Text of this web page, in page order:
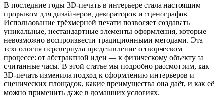
В последние годы 3D-печать в интерьере стала настоящим
прорывом для дизайнеров, декораторов и сценографов.
Использование трёхмерной печати позволяет создавать
уникальные, нестандартные элементы оформления, которые
невозможно воспроизвести традиционными методами. Эта
технология перевернула представление о творческом
процессе: от абстрактной идеи — к физическому объекту за
считанные часы. В этой статье мы подробно рассмотрим, как
3D-печать изменила подход к оформлению интерьеров и
сценических площадок, какие преимущества она даёт, и как её
можно применить даже в домашних условиях.